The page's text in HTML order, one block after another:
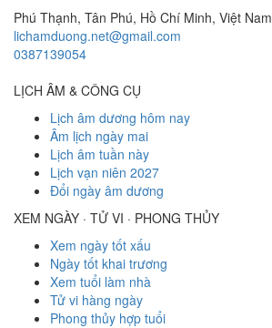
Phú Thạnh, Tân Phú, Hồ Chí Minh, Việt Nam
lichamduong.net@gmail.com
0387139054
LỊCH ÂM & CÔNG CỤ
Lịch âm dương hôm nay
Âm lịch ngày mai
Lịch âm tuần này
Lịch vạn niên 2027
Đổi ngày âm dương
XEM NGÀY · TỬ VI · PHONG THỦY
Xem ngày tốt xấu
Ngày tốt khai trương
Xem tuổi làm nhà
Tử vi hàng ngày
Phong thủy hợp tuổi